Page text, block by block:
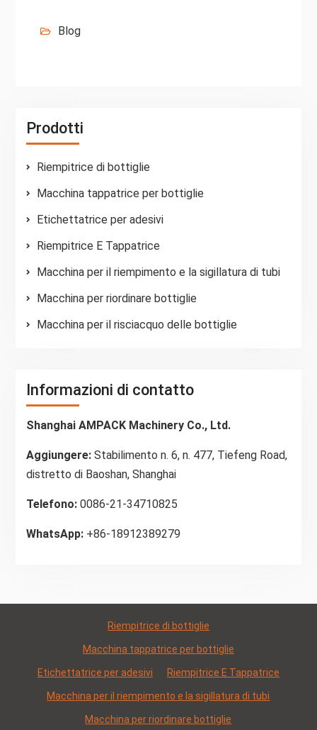
Blog
Prodotti
Riempitrice di bottiglie
Macchina tappatrice per bottiglie
Etichettatrice per adesivi
Riempitrice E Tappatrice
Macchina per il riempimento e la sigillatura di tubi
Macchina per riordinare bottiglie
Macchina per il risciacquo delle bottiglie
Informazioni di contatto
Shanghai AMPACK Machinery Co., Ltd.
Aggiungere:Stabilimento n. 6, n. 477, Tiefeng Road,
distretto di Baoshan, Shanghai
Telefono:0086-21-34710825
WhatsApp:+86-18912389279
Riempitrice di bottiglie
Macchina tappatrice per bottiglie
Etichettatrice per adesivi Riempitrice E Tappatrice
Macchina per il riempimento e la sigillatura di tubi
Macchina per riordinare bottiglie